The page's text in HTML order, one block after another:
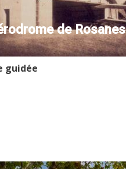
de Rosanes
guidée